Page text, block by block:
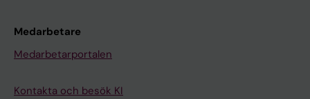
Medarbetare
Medarbetarportalen
Kontakta och besök KI